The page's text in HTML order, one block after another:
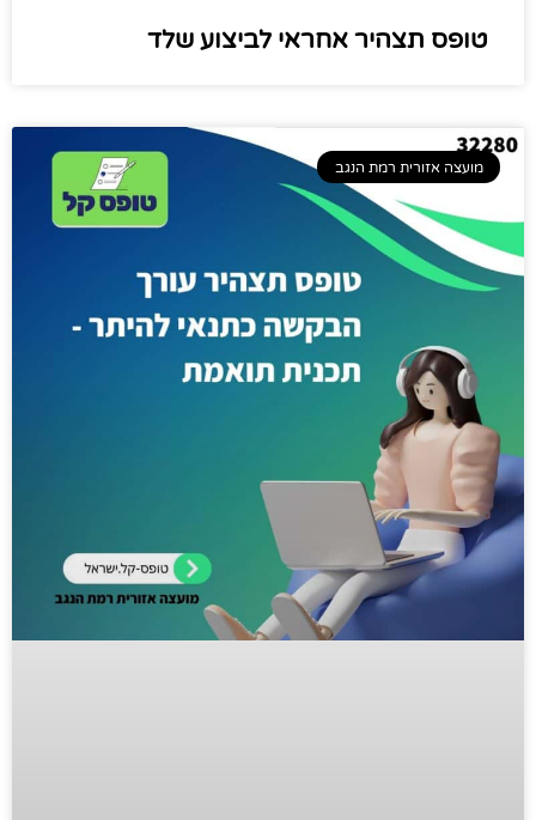
טופס תצהיר אחראי לביצוע שלד
מועצה אזורית רמת הנגב